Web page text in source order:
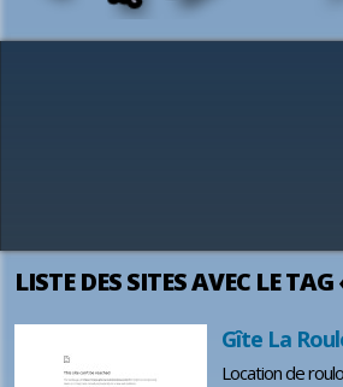
LISTE DES SITES AVEC LE
Gîte La
Location de